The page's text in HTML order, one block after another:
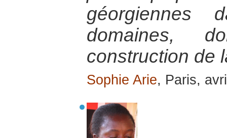
géorgiennes
domaines,
construction de
Sophie Arie, Paris,